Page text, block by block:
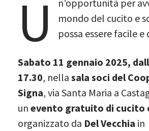
U
n’opportunità per
mondo del cucito e
possa essere facile
Sabato 11 gennaio 2025,
17.30, nella sala soci del
Signa, via Santa Maria a
un evento gratuito di cucito
organizzato da Del Vecchia in